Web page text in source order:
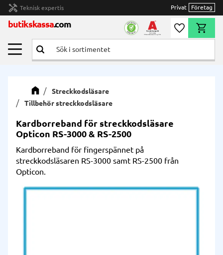
Meny
handyman Teknisk expertis Privat Företag
butikskassa.com Önskelista
Streckkodsläsare
Tillbehör streckkodsläsare
Kardborreband för streckkodsläsare
Opticon RS-3000 & RS-2500
Kardborreband för fingerspännet på
streckkodsläsaren RS-3000 samt RS-2500 från
Opticon.